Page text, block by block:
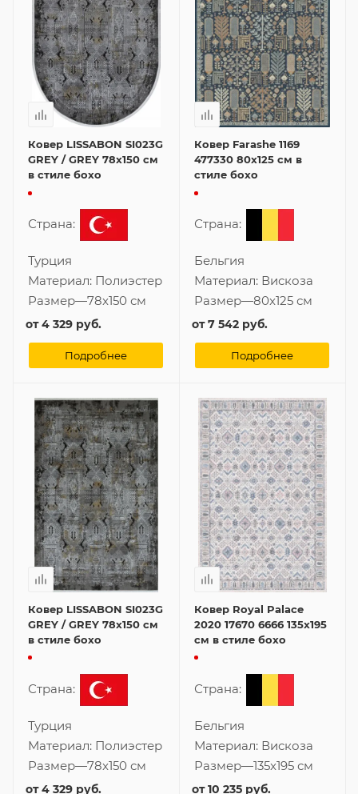
Ковер LISSABON SI023G
GREY / GREY 78x150 см
в стиле бохо
Страна:
Турция
Материал: Полиэстер
Размер—78x150 см
от4 329 руб.
Подробнее
Ковер Farashe 1169
477330 80x125 см в
стиле бохо
Страна:
Бельгия
Материал: Вискоза
Размер—80x125 см
от7 542 руб.
Подробнее
Ковер LISSABON SI023G
GREY / GREY 78x150 см
в стиле бохо
Страна:
Турция
Материал: Полиэстер
Размер—78x150 см
от4 329 руб.
Ковер Royal Palace
2020 17670 6666 135x195
см в стиле бохо
Страна:
Бельгия
Материал: Вискоза
Размер—135x195 см
от10 235 руб.